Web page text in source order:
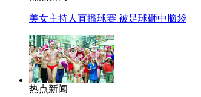
安徽一实载49人客车翻车
美女主持人直播球赛 被足球砸中脑袋
热点新闻